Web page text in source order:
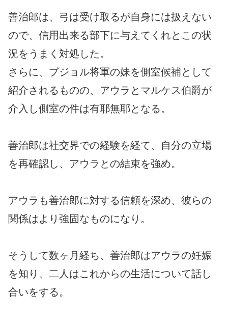
善治郎は、弓は受け取るが自身には扱えない
ので、信用出来る部下に与えてくれとこの状
況をうまく対処した。
さらに、プジョル将軍の妹を側室候補として
紹介されるものの、アウラとマルケス伯爵が
介入し側室の件は有耶無耶となる。
善治郎は社交界での経験を経て、自分の立場
を再確認し、アウラとの結束を強め。
アウラも善治郎に対する信頼を深め、彼らの
関係はより強固なものになり。
そうして数ヶ月経ち、善治郎はアウラの妊娠
を知り、二人はこれからの生活について話し
合いをする。